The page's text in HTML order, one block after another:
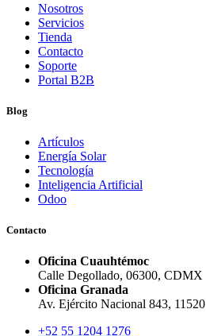
Nosotros
Servicios
Tienda
Contacto
Soporte
Portal B2B
Blog
Artículos
Energía Solar
Tecnología
Inteligencia Artificial
Odoo
Contacto
Oficina Cuauhtémoc
Calle Degollado, 06300, CDMX
Oficina Granada
Av. Ejército Nacional 843, 11520
+52 55 1204 1276